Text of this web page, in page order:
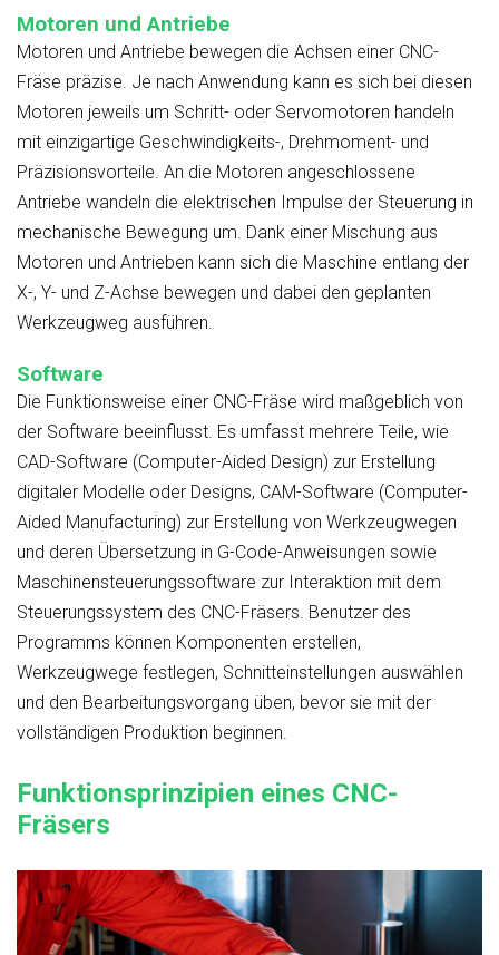
Motoren und Antriebe
Motoren und Antriebe bewegen die Achsen einer CNC-
Fräse präzise. Je nach Anwendung kann es sich bei diesen
Motoren jeweils um Schritt- oder Servomotoren handeln
mit einzigartige Geschwindigkeits-, Drehmoment- und
Präzisionsvorteile. An die Motoren angeschlossene
Antriebe wandeln die elektrischen Impulse der Steuerung in
mechanische Bewegung um. Dank einer Mischung aus
Motoren und Antrieben kann sich die Maschine entlang der
X-, Y- und Z-Achse bewegen und dabei den geplanten
Werkzeugweg ausführen.
Software
Die Funktionsweise einer CNC-Fräse wird maßgeblich von
der Software beeinflusst. Es umfasst mehrere Teile, wie
CAD-Software (Computer-Aided Design) zur Erstellung
digitaler Modelle oder Designs, CAM-Software (Computer-
Aided Manufacturing) zur Erstellung von Werkzeugwegen
und deren Übersetzung in G-Code-Anweisungen sowie
Maschinensteuerungssoftware zur Interaktion mit dem
Steuerungssystem des CNC-Fräsers. Benutzer des
Programms können Komponenten erstellen,
Werkzeugwege festlegen, Schnitteinstellungen auswählen
und den Bearbeitungsvorgang üben, bevor sie mit der
vollständigen Produktion beginnen.
Funktionsprinzipien eines CNC-
Fräsers